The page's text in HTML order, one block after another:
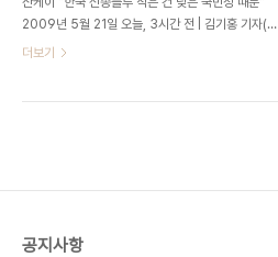
하게 만들기도 했습니다. Epidemia de Pánico /
Panic Epidemy by Eneas 하지만 현제는 보통
독감 이상도 이하도 아닌 취급을 받고 있는게 이 신종
든 독감이 돼지에게서 나왔고 결과적으로는 특이할
2009년 5월 21일 오늘, 3시간 전 | 김기홍 기자( )
일본 우익 신문인 산케이신문이 한국에서 ‘신종 플루’
던 것 같은데 참 무지막지한 변명이다. 병원 안 갈만
더보기
공지사항